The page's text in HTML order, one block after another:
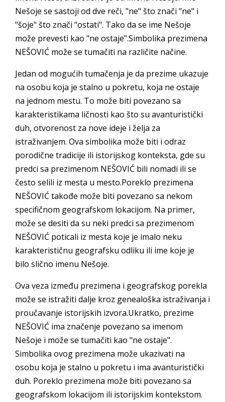
Nešoje se sastoji od dve reči, "ne" što znači "ne" i
"šoje" što znači "ostati". Tako da se ime Nešoje
može prevesti kao "ne ostaje".Simbolika prezimena
NEŠOVIĆ može se tumačiti na različite načine.
Jedan od mogućih tumačenja je da prezime ukazuje
na osobu koja je stalno u pokretu, koja ne ostaje
na jednom mestu. To može biti povezano sa
karakteristikama ličnosti kao što su avanturistički
duh, otvorenost za nove ideje i želja za
istraživanjem. Ova simbolika može biti i odraz
porodične tradicije ili istorijskog konteksta, gde su
predci sa prezimenom NEŠOVIĆ bili nomadi ili se
često selili iz mesta u mesto.Poreklo prezimena
NEŠOVIĆ takođe može biti povezano sa nekom
specifičnom geografskom lokacijom. Na primer,
može se desiti da su neki predci sa prezimenom
NEŠOVIĆ poticali iz mesta koje je imalo neku
karakterističnu geografsku odliku ili ime koje je
bilo slično imenu Nešoje.
Ova veza između prezimena i geografskog porekla
može se istražiti dalje kroz genealoška istraživanja i
proučavanje istorijskih izvora.Ukratko, prezime
NEŠOVIĆ ima značenje povezano sa imenom
Nešoje i može se tumačiti kao "ne ostaje".
Simbolika ovog prezimena može ukazivati na
osobu koja je stalno u pokretu i ima avanturistički
duh. Poreklo prezimena može biti povezano sa
geografskom lokacijom ili istorijskim kontekstom.